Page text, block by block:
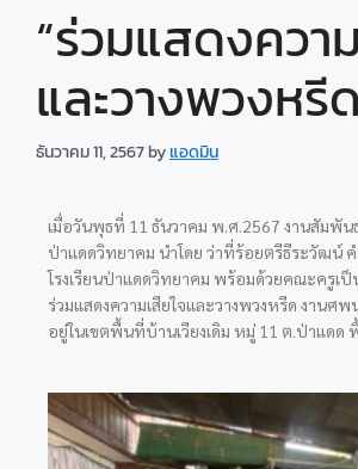
“ร่วมแสดงควา
และวางพวงหรี
ธันวาคม 11, 2567byแอดมิน
เมื่อวันพุธที่ 11 ธันวาคม พ.ศ.2567 งานสัมพัน
ป่าแดดวิทยาคม นำโดย ว่าที่ร้อยตรีธีระวัฒน์
โรงเรียนป่าแดดวิทยาคม พร้อมด้วยคณะครูเป็
ร่วมแสดงความเสียใจและวางพวงหรีด งานศ
อยู่ในเขตพื้นที่บ้านเวียงเดิม หมู่ 11 ต.ป่าแดด